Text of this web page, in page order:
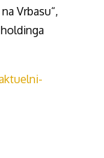
Vrbasu“,